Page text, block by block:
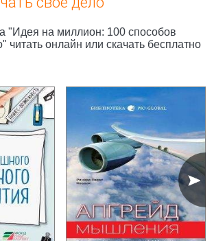
"Идея на миллион: 100 способов
читать онлайн или скачать бесплатно